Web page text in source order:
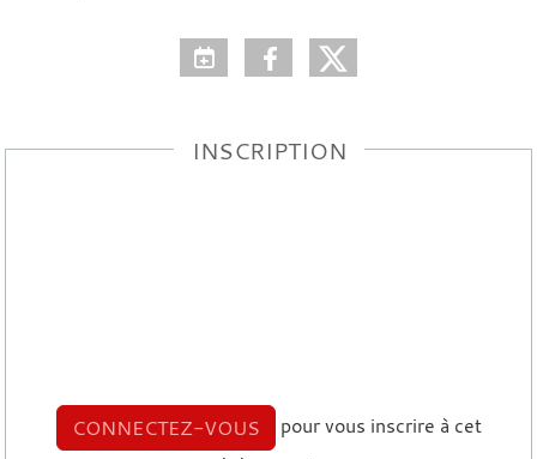
INSCRIPTION
CONNECTEZ-VOUS
pour vous inscrire à cet